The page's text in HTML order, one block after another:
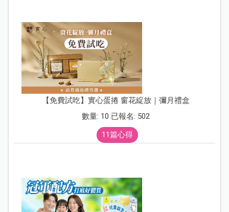
【免費試吃】實心蛋捲 窗花綻放｜彌月禮盒
數量: 10 已報名: 502
11篇心得